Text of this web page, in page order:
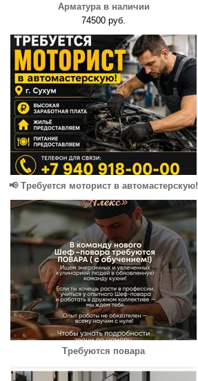
Арматура в наличии
74500 руб.
📢 Требуется моторист в автомастерскую!
Требуются повара